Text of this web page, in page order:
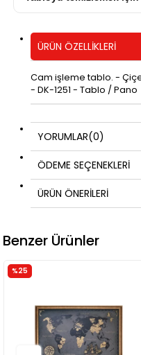
ÜRÜN ÖZELLIKLERI
Cam işleme tablo. -
- DK-1251 - Tablo / Pano
YORUMLAR(0)
ÖDEME SEÇENEKLERI
ÜRÜN ÖNERILERI
Benzer Ürünler